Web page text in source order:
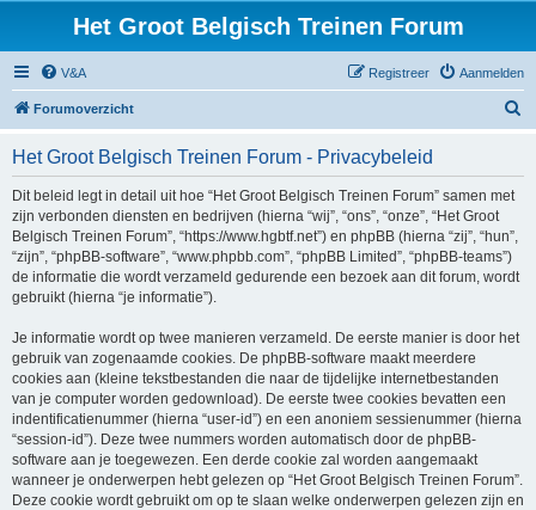
Het Groot Belgisch Treinen Forum
V&A Aanmelden
Registreer
Forumoverzicht
Het Groot Belgisch Treinen Forum - Privacybeleid
Dit beleid legt in detail uit hoe “Het Groot Belgisch Treinen Forum” samen met
zijn verbonden diensten en bedrijven (hierna “wij”, “ons”, “onze”, “Het Groot
Belgisch Treinen Forum”, “https://www.hgbtf.net”) en phpBB (hierna “zij”, “hun”,
“zijn”, “phpBB-software”, “www.phpbb.com”, “phpBB Limited”, “phpBB-teams”)
de informatie die wordt verzameld gedurende een bezoek aan dit forum, wordt
gebruikt (hierna “je informatie”).
Je informatie wordt op twee manieren verzameld. De eerste manier is door het
gebruik van zogenaamde cookies. De phpBB-software maakt meerdere
cookies aan (kleine tekstbestanden die naar de tijdelijke internetbestanden
van je computer worden gedownload). De eerste twee cookies bevatten een
indentificatienummer (hierna “user-id”) en een anoniem sessienummer (hierna
“session-id”). Deze twee nummers worden automatisch door de phpBB-
software aan je toegewezen. Een derde cookie zal worden aangemaakt
wanneer je onderwerpen hebt gelezen op “Het Groot Belgisch Treinen Forum”.
Deze cookie wordt gebruikt om op te slaan welke onderwerpen gelezen zijn en